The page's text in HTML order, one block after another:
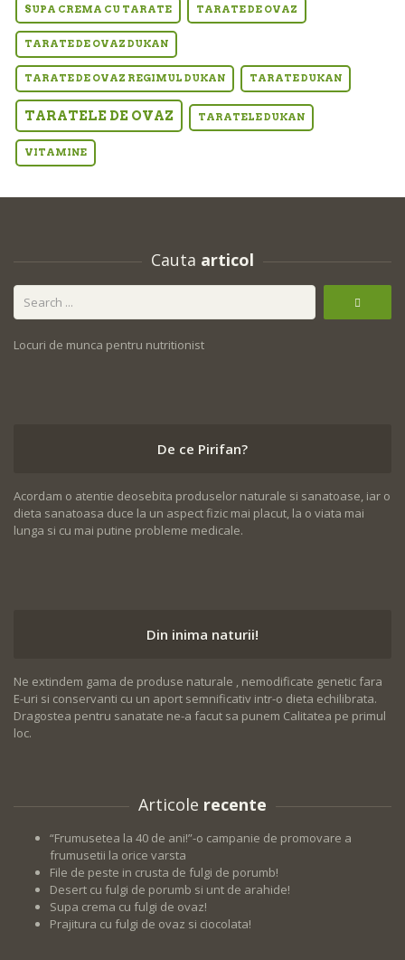
SUPA CREMA CU TARATE TARATE DE OVAZ
TARATE DE OVAZ DUKAN
TARATE DE OVAZ REGIMUL DUKAN TARATE DUKAN
TARATELE DE OVAZ TARATELE DUKAN
VITAMINE
Cauta articol
Locuri de munca pentru nutritionist
De ce Pirifan?
Acordam o atentie deosebita produselor naturale si sanatoase, iar o
dieta sanatoasa duce la un aspect fizic mai placut, la o viata mai
lunga si cu mai putine probleme medicale.
Din inima naturii!
Ne extindem gama de produse naturale , nemodificate genetic fara
E-uri si conservanti cu un aport semnificativ intr-o dieta echilibrata.
Dragostea pentru sanatate ne-a facut sa punem Calitatea pe primul
loc.
Articole recente
“Frumusetea la 40 de ani!”-o campanie de promovare a
frumusetii la orice varsta
File de peste in crusta de fulgi de porumb!
Desert cu fulgi de porumb si unt de arahide!
Supa crema cu fulgi de ovaz!
Prajitura cu fulgi de ovaz si ciocolata!